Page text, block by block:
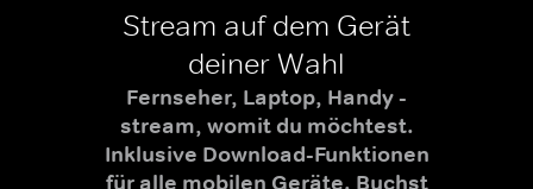
Stream auf dem Gerät
deiner Wahl
Fernseher, Laptop, Handy -
stream, womit du möchtest.
Inklusive Download-Funktionen
für alle mobilen Geräte. Buchst